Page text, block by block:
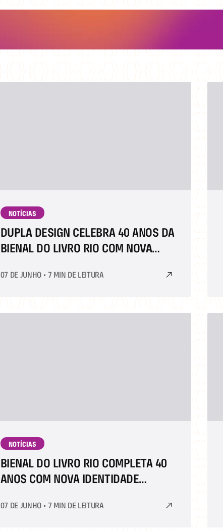
NOTÍCIAS
DUPLA DESIGN CELEBRA 40 ANOS DA
BIENAL DO LIVRO RIO COM NOVA
07 DE JUNHO • 7 MIN DE LEITURA
NOTÍCIAS
BIENAL DO LIVRO RIO COMPLETA 40
ANOS COM NOVA IDENTIDADE
07 DE JUNHO • 7 MIN DE LEITURA